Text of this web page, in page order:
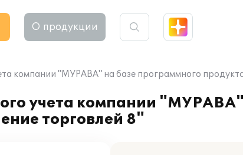
О продукции
компании "МУРАВА" на базе программного
учета компании
торговлей 8"